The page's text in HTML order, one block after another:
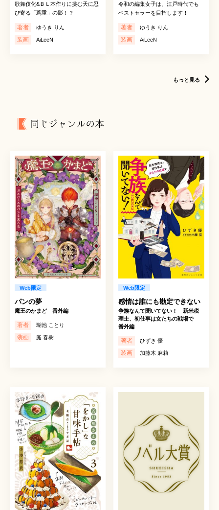
歌舞伎化&ＢＬ本作りに挑む天に忍
び寄る「蔦重」の影！？
著者 ゆうき りん
装画 AiLeeN
令和の編集女子は、江戸時代でも
ベストセラーを目指します！
著者 ゆうき りん
装画 AiLeeN
もっと見る
同じジャンルの本
Web限定
パンの夢
魔王のかまど 番外編
著者 瑚池 ことり
装画 庭 春樹
Web限定
感情は誰にも勘定できない
争族なんて聞いてない！ 新米税
理士、初仕事は女たちの戦場で
番外編
著者 ひずき 優
装画 加藤木 麻莉